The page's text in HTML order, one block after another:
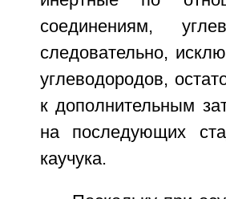
соединениям,
следовательно,
углеводородов,
к дополнительным
на последующих
каучука.